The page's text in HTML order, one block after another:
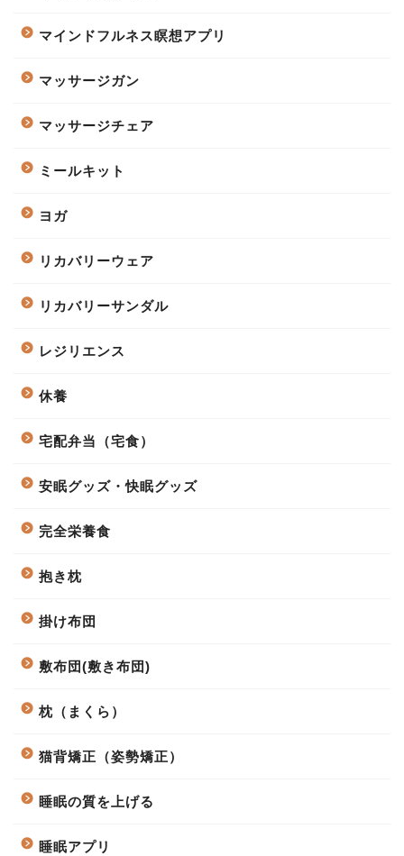
マインドフルネス瞑想アプリ
マッサージガン
マッサージチェア
ミールキット
ヨガ
リカバリーウェア
リカバリーサンダル
レジリエンス
休養
宅配弁当（宅食）
安眠グッズ・快眠グッズ
完全栄養食
抱き枕
掛け布団
敷布団(敷き布団)
枕（まくら）
猫背矯正（姿勢矯正）
睡眠の質を上げる
睡眠アプリ